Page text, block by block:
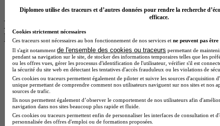
Les intitulés de diplôme par alternance
les plus recherchés
BTS Esf en alternance
BTS Dietetique en alternance
BTS Mco en alternance
BTS Pi en alternance
BTS Sp3s en alternance
Master CCA en alternance
BTS Ndrc en alternance
BTS Sam en alternance
Diplomeo utilise des traceurs et d’autres données pour rendre la recherche
efficace.
Cookies strictement nécessaires
Ces traceurs sont nécessaires au bon fonctionnement de nos services et ne peuvent pas être
Il s'agit notamment de l'ensemble des cookies ou traceurs permettant de
pendant sa navigation sur le site, de stocker des informations temporaires telles que les
ou les offres vues, gérer les processus d'identification de l'utilisateur, vérifier s'il est
la sécurité du site web en détectant les tentatives d'accès frauduleux ou les violations de
Ces cookies ou traceurs permettent également de piloter et suivre les sources d'acquisition
unique permettant de comprendre comment nos utilisateurs naviguent sur nos sites et nos
sources de trafic.
Ils nous permettent également d’observer le comportement de nos utilisateurs afin
navigation dans nos sites beaucoup plus rapide et fluide.
Ces cookies ou traceurs permettent enfin de personnaliser les interfaces de consultation et
personnalisée des offres d'emploi ou de formations proposées.